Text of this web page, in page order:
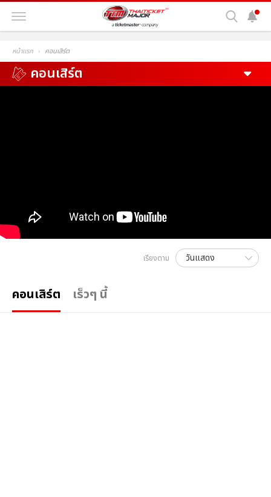
หน้าแรก คอนเสิร์ต
คอนเสิร์ต
เรียงตาม
คอนเสิร์ต เร็วๆ นี้